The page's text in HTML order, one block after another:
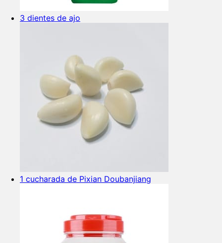
3 dientes de ajo
1 cucharada de Pixian Doubanjiang